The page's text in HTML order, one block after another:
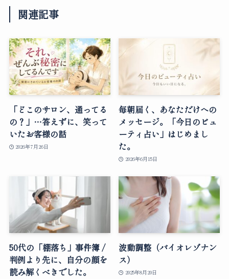
関連記事
「どこのサロン、通ってる
の？」…答えずに、笑って
いたお客様の話
2026年7月26日
毎朝届く、あなただけへの
メッセージ。「今日のビュ
ーティ占い」はじめまし
た。
2026年6月15日
50代の「棚落ち」事件簿 /
判例より先に、自分の顔を
読み解くべきでした。
波動調整（バイオレゾナン
ス）
2025年8月20日